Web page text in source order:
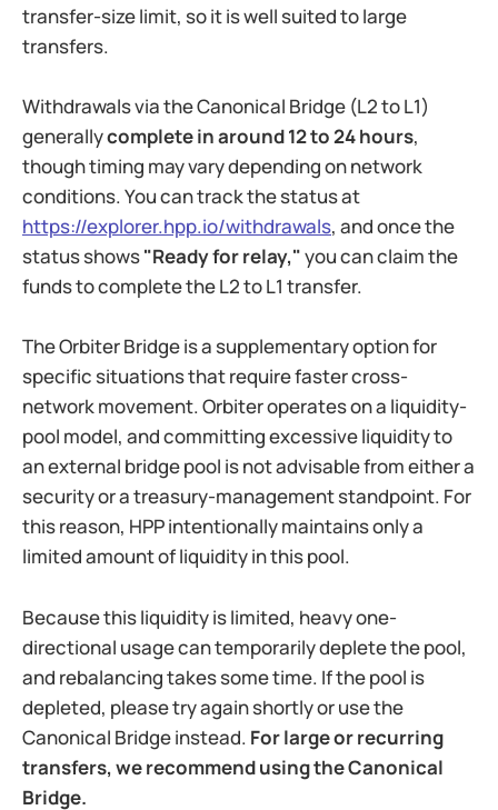
transfer-size limit, so it is well suited to large
transfers.
Withdrawals via the Canonical Bridge (L2 to L1)
generallycomplete in around 12 to 24 hours,
though timing may vary depending on network
conditions. You can track the status at
https://explorer.hpp.io/withdrawals, and once the
status shows"Ready for relay,"you can claim the
funds to complete the L2 to L1 transfer.
The Orbiter Bridge is a supplementary option for
specific situations that require faster cross-
network movement. Orbiter operates on a liquidity-
pool model, and committing excessive liquidity to
an external bridge pool is not advisable from either a
security or a treasury-management standpoint. For
this reason, HPP intentionally maintains only a
limited amount of liquidity in this pool.
Because this liquidity is limited, heavy one-
directional usage can temporarily deplete the pool,
and rebalancing takes some time. If the pool is
depleted, please try again shortly or use the
Canonical Bridge instead. For large or recurring
transfers, we recommend using the Canonical
Bridge.